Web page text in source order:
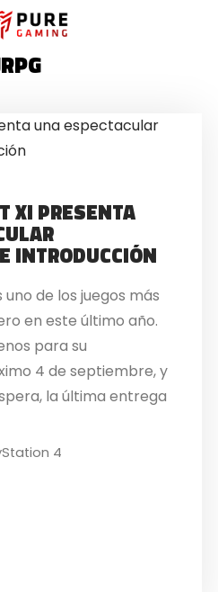
XI PRESENTA
INTRODUCCIÓN
uno de los juegos más
en este último año.
para su
4 de septiembre, y
la última entrega
Akira Toriyama y
una
de introducción.
4